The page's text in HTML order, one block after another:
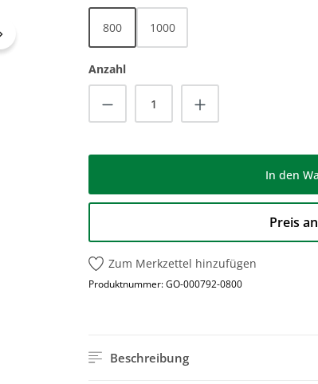
800 1000
Anzahl
Produkt Anzahl: Gib
In den
Preis
Zum Merkzettel hinzufügen
Produktnummer:GO-000792-0800
Beschreibung